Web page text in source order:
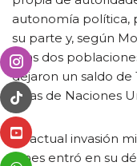
autonomía política,
su parte y, según
esas dos
dejaron un saldo de
cifras de Naciones
La actual invasión
lunes entró en su